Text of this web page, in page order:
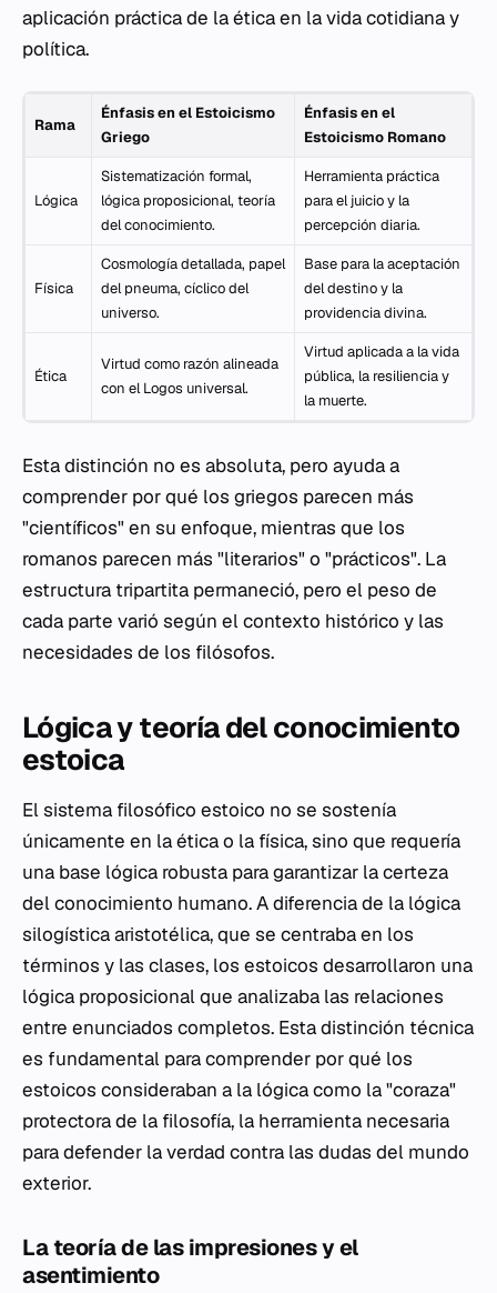
aplicación práctica de la ética en la vida cotidiana y
política.
Rama
Énfasis en el Estoicismo
Griego
Énfasis en el
Estoicismo Romano
Lógica
Sistematización formal,
lógica proposicional, teoría
del conocimiento.
Herramienta práctica
para el juicio y la
percepción diaria.
Física
Cosmología detallada, papel
del pneuma, cíclico del
universo.
Base para la aceptación
del destino y la
providencia divina.
Ética
Virtud como razón alineada
con el Logos universal.
Virtud aplicada a la vida
pública, la resiliencia y
la muerte.
Esta distinción no es absoluta, pero ayuda a
comprender por qué los griegos parecen más
"científicos" en su enfoque, mientras que los
romanos parecen más "literarios" o "prácticos". La
estructura tripartita permaneció, pero el peso de
cada parte varió según el contexto histórico y las
necesidades de los filósofos.
Lógica y teoría del conocimiento
estoica
El sistema filosófico estoico no se sostenía
únicamente en la ética o la física, sino que requería
una base lógica robusta para garantizar la certeza
del conocimiento humano. A diferencia de la lógica
silogística aristotélica, que se centraba en los
términos y las clases, los estoicos desarrollaron una
lógica proposicional que analizaba las relaciones
entre enunciados completos. Esta distinción técnica
es fundamental para comprender por qué los
estoicos consideraban a la lógica como la "coraza"
protectora de la filosofía, la herramienta necesaria
para defender la verdad contra las dudas del mundo
exterior.
La teoría de las impresiones y el
asentimiento